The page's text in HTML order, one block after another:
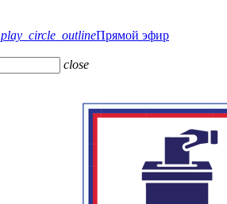
play_circle_outlineПрямой эфир
close